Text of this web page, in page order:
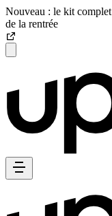
Nouveau : le kit
de la rentrée